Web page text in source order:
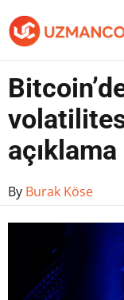
Yazarlardan
Piyasa
Soru Sor
Contact / İletişim
By Burak Köse